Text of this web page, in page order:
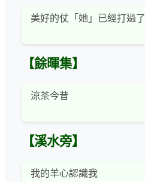
美好的仗「她」已經打過了
【餘暉集】
涼茶今昔
【溪水旁】
我的羊心認識我